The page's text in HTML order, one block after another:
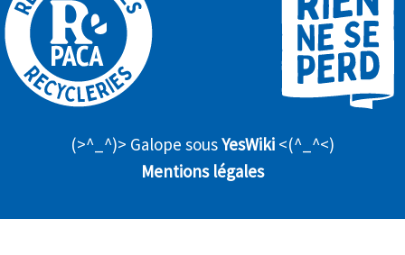
(>^_^)> Galope sousYesWiki <(^_^<)
Mentions légales